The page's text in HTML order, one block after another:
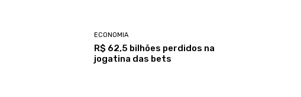
ECONOMIA
R$ 62,5 bilhões perdidos na
jogatina das bets